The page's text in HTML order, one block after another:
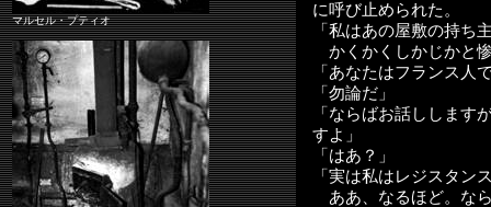
マルセル・プティオ
に呼び止められた。
「私はあの屋敷の持ち
かくかくしかじかと
「あなたはフランス人
「勿論だ」
「ならばお話しします
すよ」
「はあ？」
「実は私はレジスタン
ああ、なるほど。な